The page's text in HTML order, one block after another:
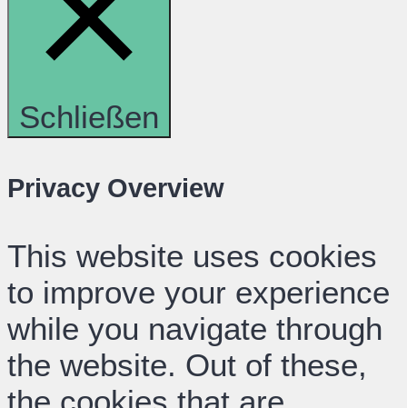
Schließen
Privacy Overview
This website uses cookies
to improve your experience
while you navigate through
the website. Out of these,